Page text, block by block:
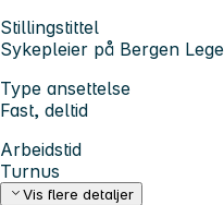
Stillingstittel
Sykepleier på Bergen
Type ansettelse
Fast, deltid
Arbeidstid
Turnus
Vis flere detaljer